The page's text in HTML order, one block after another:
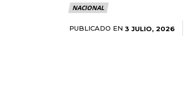
NACIONAL
PUBLICADO EN 3 JULIO, 2026